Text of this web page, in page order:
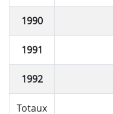
1990
1991
1992
Totaux